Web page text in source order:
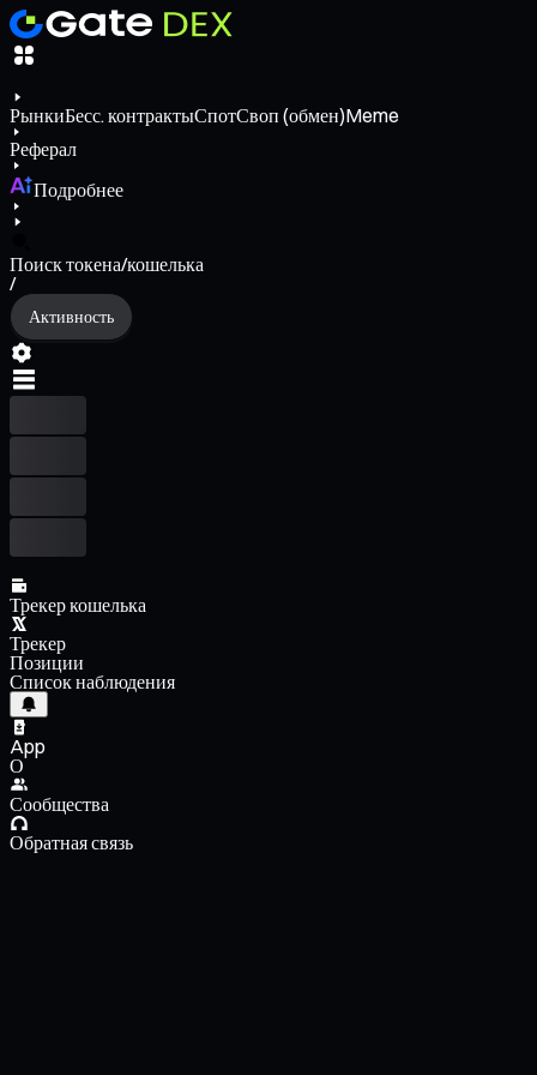
РынкиБесс. контрактыСпотСвоп (обмен)Meme
Реферал
Подробнее
Поиск токена/кошелька
/
Активность
Трекер кошелька
Трекер
Позиции
Список наблюдения
App
О
Сообщества
Обратная связь